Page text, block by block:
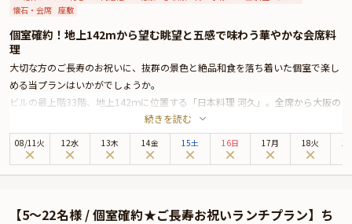
懐石・会席 座敷
個室確約！地上142mから望む眺望と五感で味わう華やかな会席料
理
大切な方のご長寿のお祝いに、抜群の景色と絶品和食を落ち着いた個室で楽し
める当プランはいかがでしょうか。
ビルの最上階33階、地上142ｍに位置する「日本料理 河久」。全席から大阪の
景色を一望できる贅沢な空間で、本格的な和食を堪能できる名店です。
本プランでは、ご年配の方でもゆったりとくつろげる掘りごたつ式の完全個室
をご用意いたします。和のテイストが施された空間から眺める大阪の街並みに
続きを読む
08/11火 12水 13木 14金 15土 16日 17月 18火
【5〜22名様 / 個室確約★ご長寿お祝いランチプラン】ち